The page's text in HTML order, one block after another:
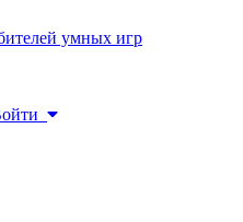
умных игр